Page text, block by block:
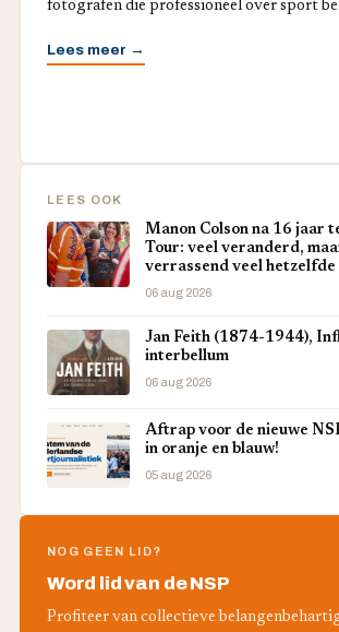
fotografen die professioneel over sport
Lees meer →
LEES OOK
Manon Colson na 16 jaar
Tour: veel veranderd,
verrassend veel hetzelfde
06 aug 2026
Jan Feith (1874-1944),
interbellum
06 aug 2026
Aftrap voor de nieuwe
in oranje en blauw!
05 aug 2026
NOG GEEN LID?
Word lid van de NSP
Profiteer van collectieve